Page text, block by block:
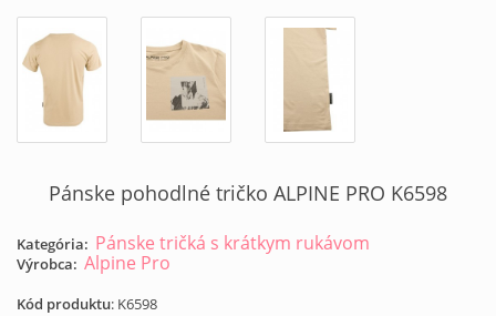
Pánske pohodlné tričko ALPINE PRO K6598
Kategória: Pánske tričká s krátkym rukávom
Výrobca: Alpine Pro
Kód produktu: K6598